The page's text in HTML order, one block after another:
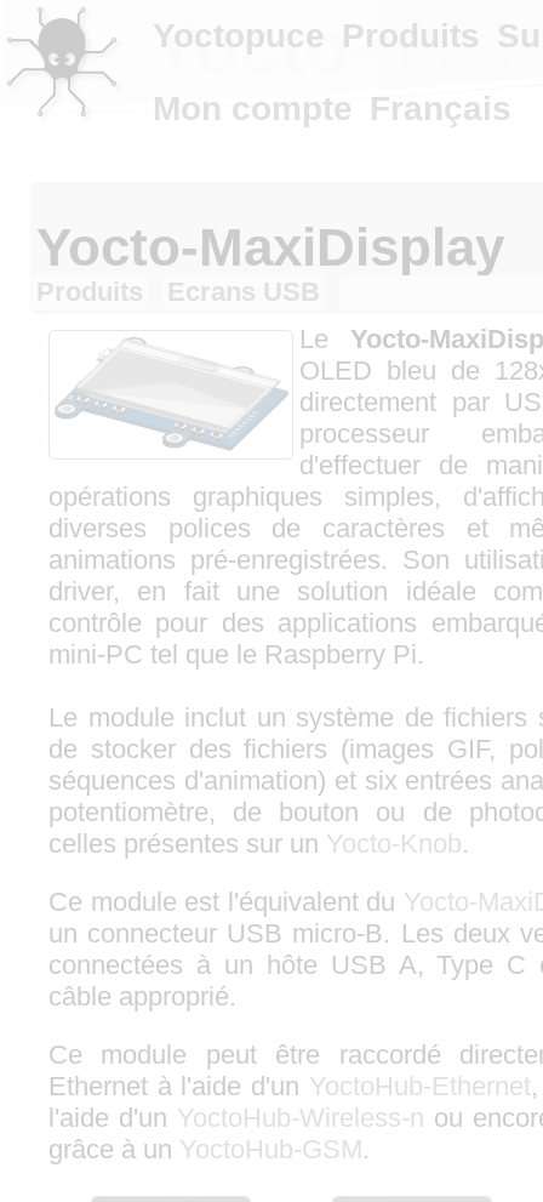
Yocto-
Yocto-MaxiDisplay
Produits
Ecrans USB
Le Yocto-
OLED bleu de
directement par
processeur
d'effectuer de
opérations graphiques simples,
diverses polices de caractères et
animations pré-enregistrées. Son
driver, en fait une solution idéale
contrôle pour des applications
mini-PC tel que le Raspberry Pi.
Le module inclut un système de fichiers
de stocker des fichiers (images GIF,
séquences d'animation) et six entrées
potentiomètre, de bouton ou de
celles présentes sur un Yocto-Knob.
Ce module est l'équivalent du Yocto-
un connecteur USB micro-B. Les deux
connectées à un hôte USB A, Type C
câble approprié.
Ce module peut être raccordé
Ethernet à l'aide d'un YoctoHub-Ethernet
l'aide d'un YoctoHub-Wireless-n ou
grâce à un YoctoHub-GSM.
Yoctopuce Produits
Mon compte Français